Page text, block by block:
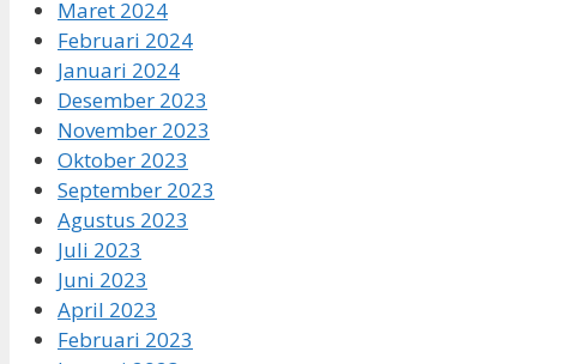
Maret 2024
Februari 2024
Januari 2024
Desember 2023
November 2023
Oktober 2023
September 2023
Agustus 2023
Juli 2023
Juni 2023
April 2023
Februari 2023